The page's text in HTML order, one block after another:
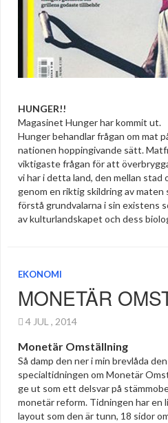
HUNGER!!
Magasinet Hunger har kommit ut.
Hunger behandlar frågan om mat
nationen hoppingivande sätt.
viktigaste frågan för att
vi har i detta land, den mellan stad
genom en riktig skildring av maten
förstå grundvalarna i sin existens
av kulturlandskapet och dess
EKONOMI
MONETÄR
4 JUL , 2014
Monetär Omställning
Så damp den ner i min brevlåda
specialtidningen om Monetär
ge ut som ett delsvar på
monetär reform. Tidningen har en
layout som den är tunn, 18 sidor